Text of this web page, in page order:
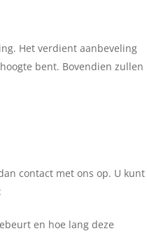
Het verdient aanbeveling
bent. Bovendien zullen
contact met ons op. U kunt
en hoe lang deze